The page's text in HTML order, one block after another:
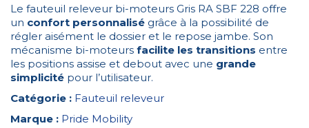
Le fauteuil releveur bi-moteurs Gris RA SBF 228 offre
un confort personnalisé grâce à la possibilité de
régler aisément le dossier et le repose jambe. Son
mécanisme bi-moteurs facilite les transitions entre
les positions assise et debout avec une grande
simplicité pour l’utilisateur.
Catégorie : Fauteuil releveur
Marque : Pride Mobility